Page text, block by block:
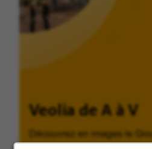
Veolia de A à V
Découvrez en images le